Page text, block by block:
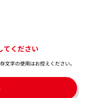
てください
字の使用はお控えください。​